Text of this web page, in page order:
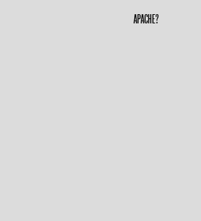
APACHE?